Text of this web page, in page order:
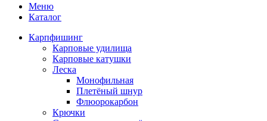
Меню
Каталог
Карпфишинг
Карповые удилища
Карповые катушки
Леска
Монофильная
Плетёный шнур
Флюорокарбон
Крючки